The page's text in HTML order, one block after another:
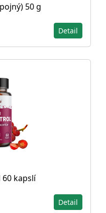
50 g
Detail
kapslí
Detail